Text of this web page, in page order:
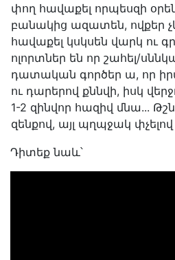
փող հավաքել որպեսզի
բանակից ազատեն, ովքեր
հավաքել կսկսեն վարկ ու
ոլորտներ են որ շահել/
դատական գործեր ա, որ
ու դարերով քննվի, իսկ
1-2 զինվոր հազիվ մնա...
զենքով, այլ պղպջակ
Դիտեք նաև՝